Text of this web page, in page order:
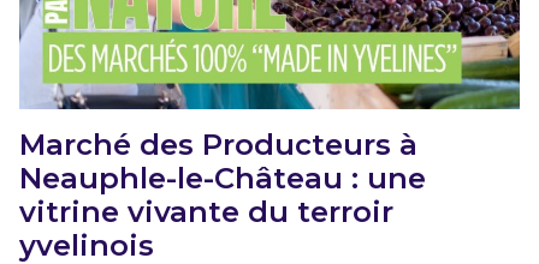
Marché des Producteurs à
Neauphle-le-Château : une
vitrine vivante du terroir
yvelinois